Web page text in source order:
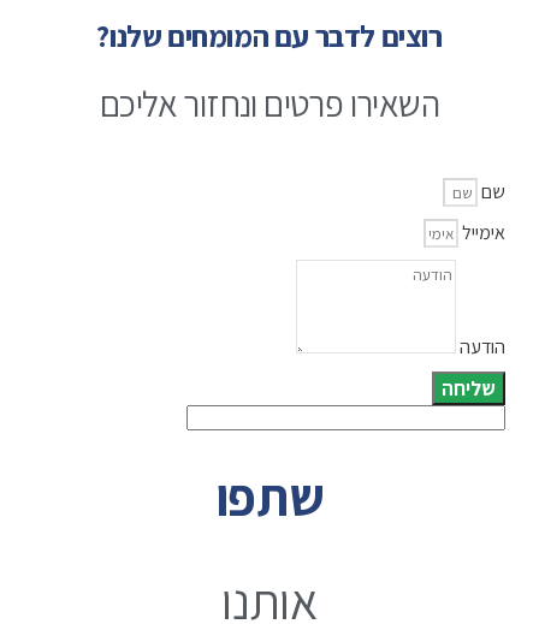
רוצים לדבר עם המומחים שלנו?
השאירו פרטים ונחזור אליכם
שם
אימייל
הודעה
שליחה
שתפו
אותנו